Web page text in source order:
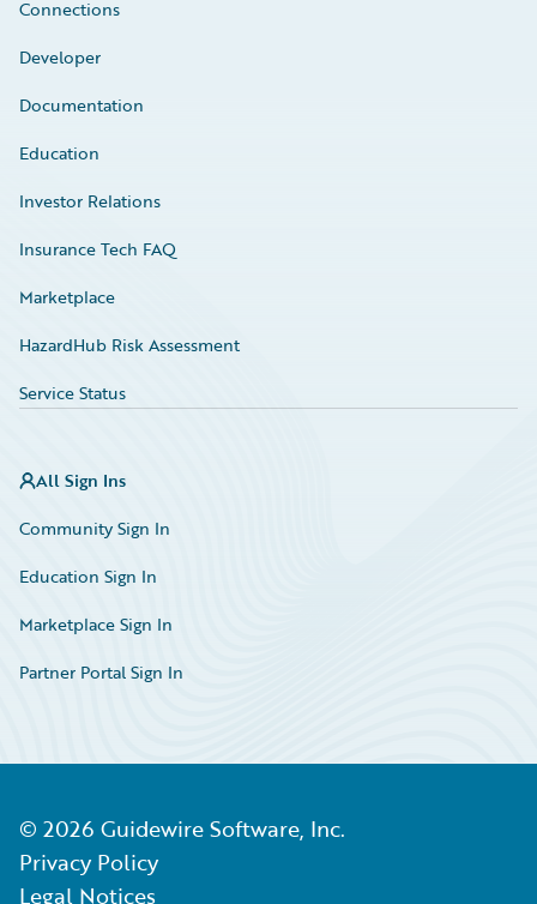
Connections
Developer
Documentation
Education
Investor Relations
Insurance Tech FAQ
Marketplace
HazardHub Risk Assessment
Service Status
All Sign Ins
Community Sign In
Education Sign In
Marketplace Sign In
Partner Portal Sign In
© 2026 Guidewire Software, Inc.
Privacy Policy
Legal Notices